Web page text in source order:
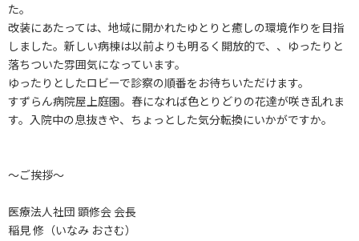
た。
改装にあたっては、地域に開かれたゆとりと癒しの環境作りを目指
しました。新しい病棟は以前よりも明るく開放的で、、ゆったりと
落ちついた雰囲気になっています。
ゆったりとしたロビーで診察の順番をお待ちいただけます。
すずらん病院屋上庭園。春になれば色とりどりの花達が咲き乱れま
す。入院中の息抜きや、ちょっとした気分転換にいかがですか。
～ご挨拶～
医療法人社団 顕修会 会長
稲見 修（いなみ おさむ）